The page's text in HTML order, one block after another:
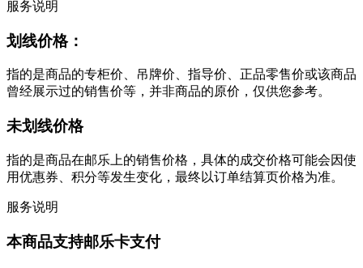
服务说明
划线价格：
指的是商品的专柜价、吊牌价、指导价、正品零售价或该商品
曾经展示过的销售价等，并非商品的原价，仅供您参考。
未划线价格
指的是商品在邮乐上的销售价格，具体的成交价格可能会因使
用优惠券、积分等发生变化，最终以订单结算页价格为准。
服务说明
本商品支持邮乐卡支付